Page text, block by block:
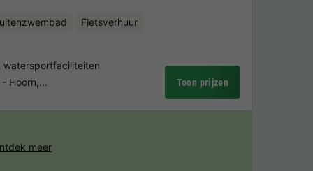
Fietsverhuur
watersportfaciliteiten
- Hoorn,…
Toon prijzen
meer